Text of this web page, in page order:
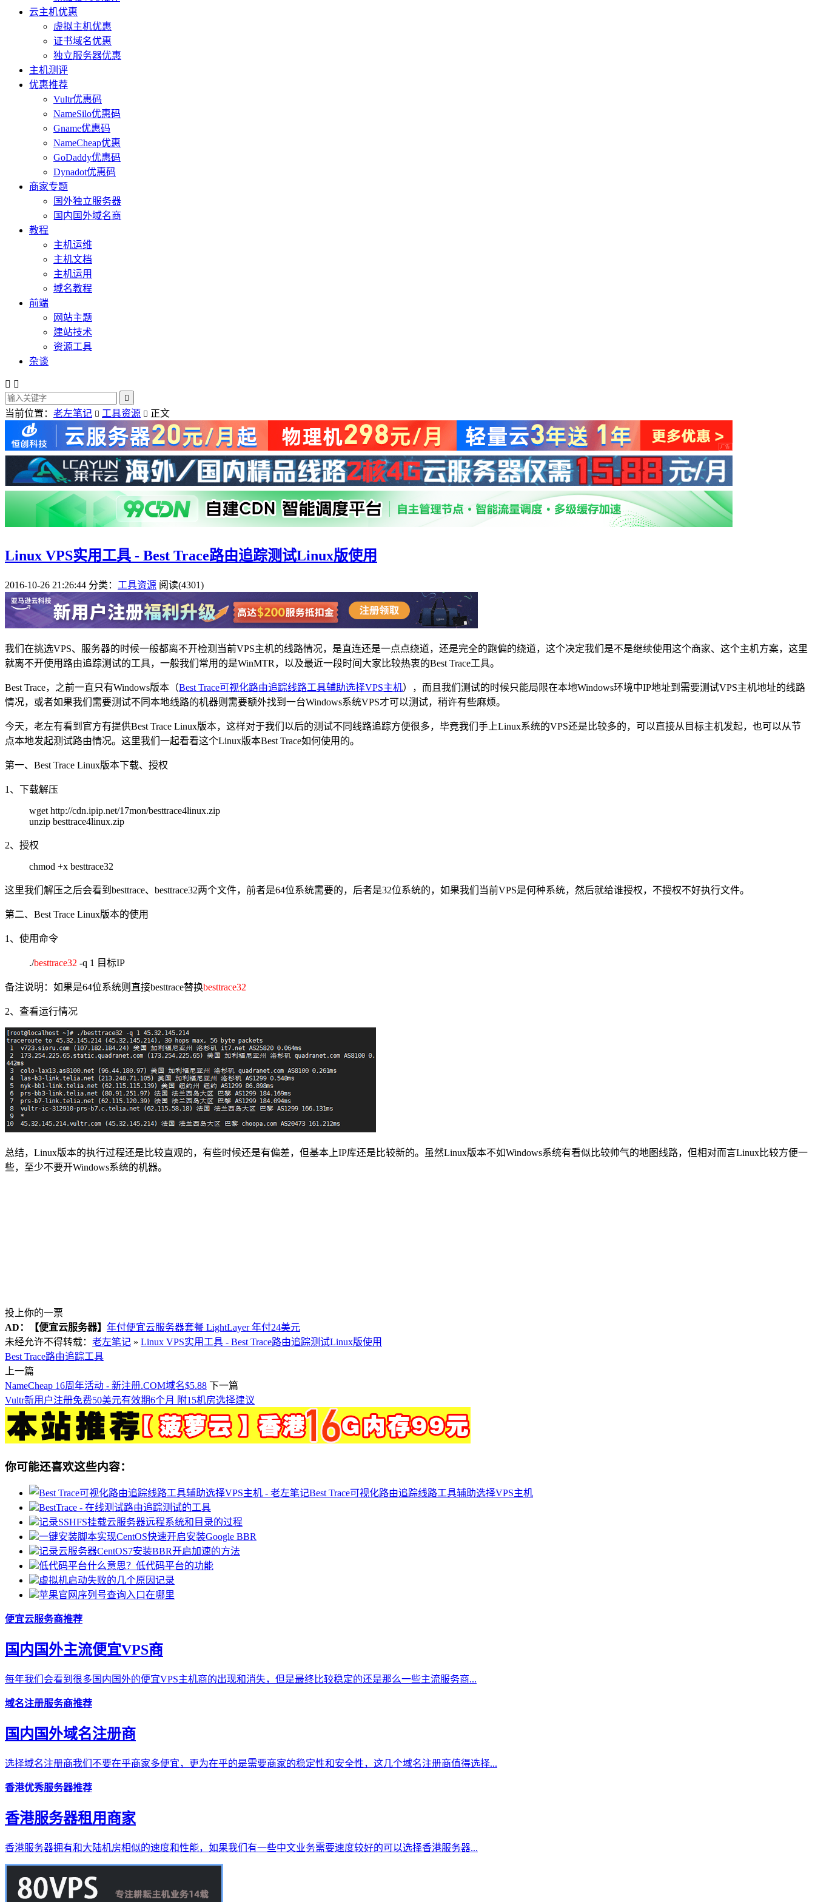
云主机优惠
虚拟主机优惠
证书域名优惠
独立服务器优惠
主机测评
优惠推荐
Vultr优惠码
NameSilo优惠码
Gname优惠码
NameCheap优惠
GoDaddy优惠码
Dynadot优惠码
商家专题
国外独立服务器
国内国外域名商
教程
主机运维
主机文档
主机运用
域名教程
前端
网站主题
建站技术
资源工具
杂谈
 

当前位置： 老左笔记  工具资源  正文
Linux VPS实用工具 - Best Trace路由追踪测试Linux版使用
2016-10-26 21:26:44 分类： 工具资源 阅读(4301)
我们在挑选VPS、服务器的时候一般都离不开检测当前VPS主机的线路情况，是直连还是一点点绕道，还是完全的跑偏的绕道，这个决定我们是不是继续使用这个商家、这个主机方案，这里
就离不开使用路由追踪测试的工具，一般我们常用的是WinMTR，以及最近一段时间大家比较热衷的Best Trace工具。
Best Trace，之前一直只有Windows版本（Best Trace可视化路由追踪线路工具辅助选择VPS主机），而且我们测试的时候只能局限在本地Windows环境中IP地址到需要测试VPS主机地址的线路
情况，或者如果我们需要测试不同本地线路的机器则需要额外找到一台Windows系统VPS才可以测试，稍许有些麻烦。
今天，老左有看到官方有提供Best Trace Linux版本，这样对于我们以后的测试不同线路追踪方便很多，毕竟我们手上Linux系统的VPS还是比较多的，可以直接从目标主机发起，也可以从节
点本地发起测试路由情况。这里我们一起看看这个Linux版本Best Trace如何使用的。
第一、Best Trace Linux版本下载、授权
1、下载解压
wget http://cdn.ipip.net/17mon/besttrace4linux.zip
unzip besttrace4linux.zip
2、授权
chmod +x besttrace32
这里我们解压之后会看到besttrace、besttrace32两个文件，前者是64位系统需要的，后者是32位系统的，如果我们当前VPS是何种系统，然后就给谁授权，不授权不好执行文件。
第二、Best Trace Linux版本的使用
1、使用命令
./besttrace32 -q 1 目标IP
备注说明：如果是64位系统则直接besttrace替换besttrace32
2、查看运行情况
总结，Linux版本的执行过程还是比较直观的，有些时候还是有偏差，但基本上IP库还是比较新的。虽然Linux版本不如Windows系统有看似比较帅气的地图线路，但相对而言Linux比较方便一
些，至少不要开Windows系统的机器。
投上你的一票
AD：
【便宜云服务器】 年付便宜云服务器套餐 LightLayer 年付24美元
未经允许不得转载： 老左笔记 » Linux VPS实用工具 - Best Trace路由追踪测试Linux版使用
Best Trace路由追踪工具
上一篇
NameCheap 16周年活动 - 新注册.COM域名$5.88 下一篇
Vultr新用户注册免费50美元有效期6个月 附15机房选择建议
你可能还喜欢这些内容：
Best Trace可视化路由追踪线路工具辅助选择VPS主机
BestTrace - 在线测试路由追踪测试的工具
记录SSHFS挂载云服务器远程系统和目录的过程
一键安装脚本实现CentOS快速开启安装Google BBR
记录云服务器CentOS7安装BBR开启加速的方法
低代码平台什么意思？低代码平台的功能
虚拟机启动失败的几个原因记录
苹果官网序列号查询入口在哪里
便宜云服务商推荐
国内国外主流便宜VPS商
每年我们会看到很多国内国外的便宜VPS主机商的出现和消失，但是最终比较稳定的还是那么一些主流服务商...
域名注册服务商推荐
国内国外域名注册商
选择域名注册商我们不要在乎商家多便宜，更为在乎的是需要商家的稳定性和安全性，这几个域名注册商值得选择...
香港优秀服务器推荐
香港服务器租用商家
香港服务器拥有和大陆机房相似的速度和性能，如果我们有一些中文业务需要速度较好的可以选择香港服务器...